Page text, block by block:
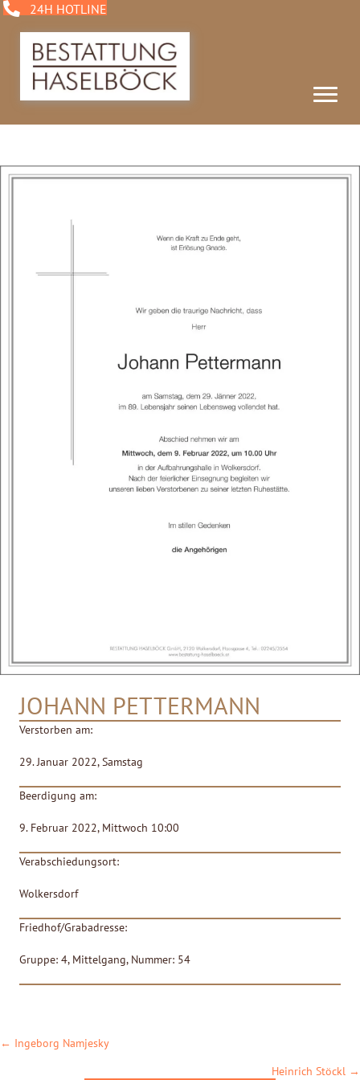
24H HOTLINE
JOHANN PETTERMANN
Verstorben am:
29. Januar 2022, Samstag
Beerdigung am:
9. Februar 2022, Mittwoch 10:00
Verabschiedungsort:
Wolkersdorf
Friedhof/Grabadresse:
Gruppe: 4, Mittelgang, Nummer: 54
POSTS
← Ingeborg Namjesky
Heinrich Stöckl →